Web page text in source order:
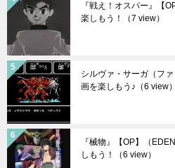
『戦え！オスパー』【
楽しもう！
（7 view）
シルヴァ・サーガ（フ
画を楽しもう♪ （6 view）
『械物』【OP】（
しもう！
（6 view）